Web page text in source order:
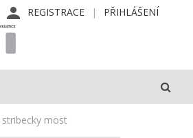
REGISTRACE PŘIHLÁŠENÍ
stribecky most